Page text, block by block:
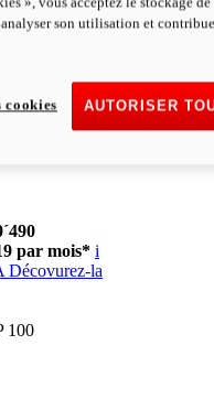
i
Décovurez-la
par mois* i
par mois* i
Décovurez-la
100
son utilisation et
AUTORISER
cookies